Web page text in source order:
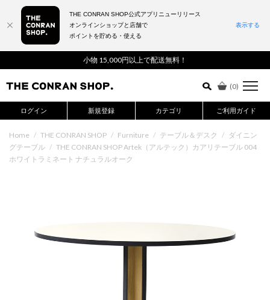
小物 15,000円以上で配送無料！
(0)
ログイン 新規登録 カテゴリ ご利用ガイド
詳細検索はこちら
Home / THE CONRAN SHOP / Furniture / テーブル＆デスク / ダイニン
グテーブル / THE CONRAN SHOP Artek（アルテック）カアリテーブル 004
ホワイトラミネート ナチュラルオーク
THE CONRAN SHOP公式アプリニューリリース
オンラインショップと店舗で
ポイントを貯める・使える
表示する